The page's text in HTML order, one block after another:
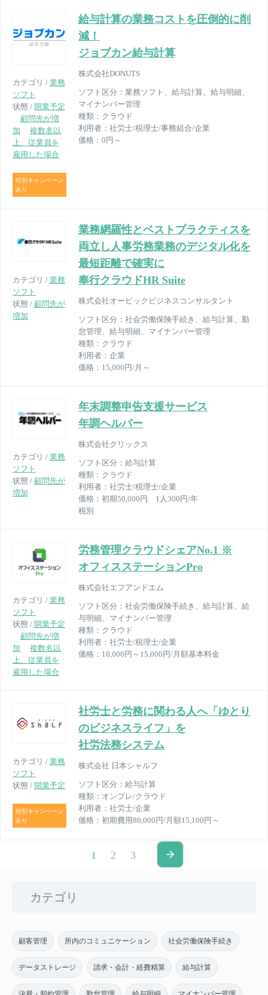
カテゴリ / 業務
ソフト
状態 / 開業予定
顧問先が増
加
複数名以
上、従業員を
雇用した場合
特別キャンペーン
あり
給与計算の業務コストを圧倒的に削
減！
ジョブカン給与計算
株式会社DONUTS
ソフト区分： 業務ソフト、給与計算、給与明細、
マイナンバー管理
種類： クラウド
利用者： 社労士/税理士/事務組合/企業
価格： 0円～
カテゴリ / 業務
ソフト
状態 / 顧問先が
増加
業務網羅性とベストプラクティスを
両立し人事労務業務のデジタル化を
最短距離で確実に
奉行クラウドHR Suite
株式会社オービックビジネスコンサルタント
ソフト区分： 社会労働保険手続き、給与計算、勤
怠管理、給与明細、マイナンバー管理
種類： クラウド
利用者： 企業
価格： 15,000円/月～
カテゴリ / 業務
ソフト
状態 / 顧問先が
増加
年末調整申告支援サービス
年調ヘルパー
株式会社クリックス
ソフト区分： 給与計算
種類： クラウド
利用者： 社労士/税理士/企業
価格： 初期50,000円 1人300円/年
税別
カテゴリ / 業務
ソフト
状態 / 開業予定
顧問先が増
加
複数名以
上、従業員を
雇用した場合
労務管理クラウドシェアNo.1 ※
オフィスステーションPro
株式会社エフアンドエム
ソフト区分： 社会労働保険手続き、給与計算、給
与明細、マイナンバー管理
種類： クラウド
利用者： 社労士/税理士/企業
価格： 10,000円～15,000円/月額基本料金
カテゴリ / 業務
ソフト
状態 / 開業予定
特別キャンペーン
あり
社労士と労務に関わる人へ「ゆとり
のビジネスライフ」を
社労法務システム
株式会社 日本シャルフ
ソフト区分： 給与計算
種類： オンプレ/クラウド
利用者： 社労士/企業
価格： 初期費用80,000円/月額15,100円～
1 2 3
カテゴリ
顧客管理 所内のコミュニケーション 社会労働保険手続き
データストレージ 請求・会計・経費精算 給与計算